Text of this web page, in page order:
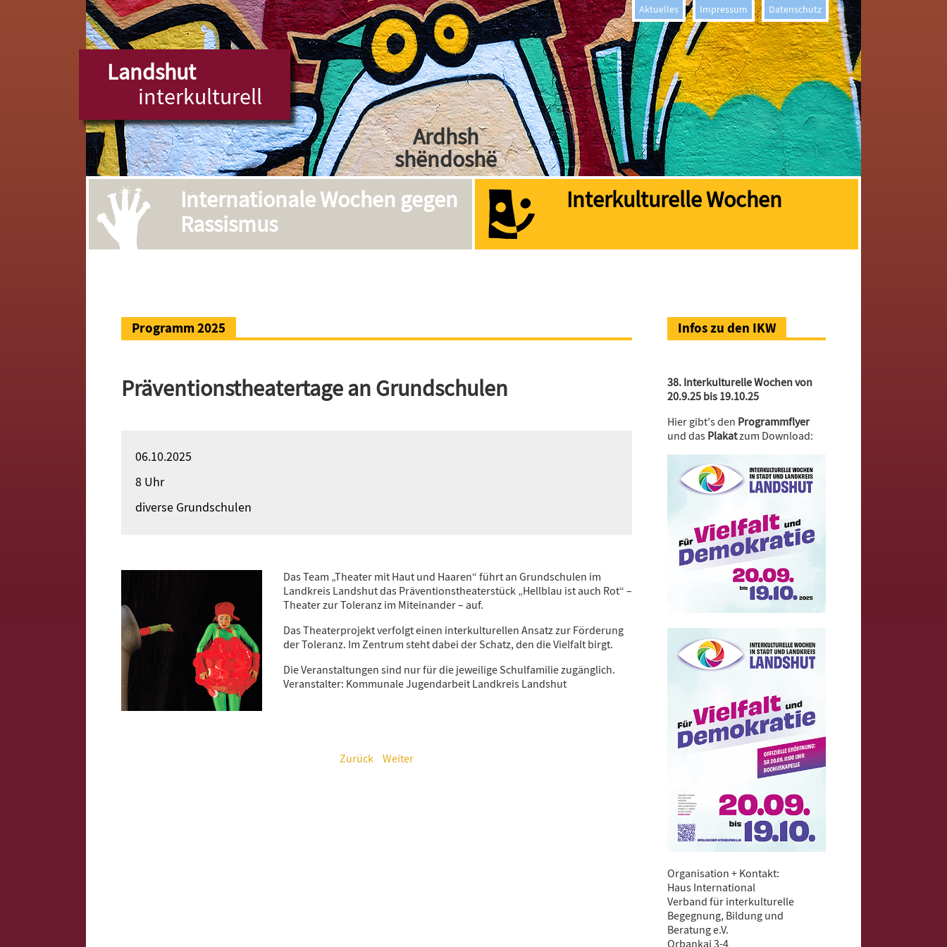
Aktuelles Impressum Datenschutz
Landshut
interkulturell
Kakoti
Bienvenidos
Ardhsh
shëndoshë
As-Salaam-
Alaykum
Welcome
Ser Çavan
Gut Tog
Bienvenue
Merhaba
Witamy
Internationale Wochen gegen
Rassismus
Interkulturelle Wochen
Programm 2025
Präventionstheatertage an Grundschulen
06.10.2025
8 Uhr
diverse Grundschulen
Das Team „Theater mit Haut und Haaren“ führt an Grundschulen im
Landkreis Landshut das Präventionstheaterstück „Hellblau ist auch Rot“ –
Theater zur Toleranz im Miteinander – auf.
Das Theaterprojekt verfolgt einen interkulturellen Ansatz zur Förderung
der Toleranz. Im Zentrum steht dabei der Schatz, den die Vielfalt birgt.
Die Veranstaltungen sind nur für die jeweilige Schulfamilie zugänglich.
Veranstalter: Kommunale Jugendarbeit Landkreis Landshut
Zurück Weiter
Infos zu den IKW
38. Interkulturelle Wochen von
20.9.25 bis 19.10.25
Hier gibt's den Programmflyer
und das Plakatzum Download:
Organisation + Kontakt:
Haus International
Verband für interkulturelle
Begegnung, Bildung und
Beratung e.V.